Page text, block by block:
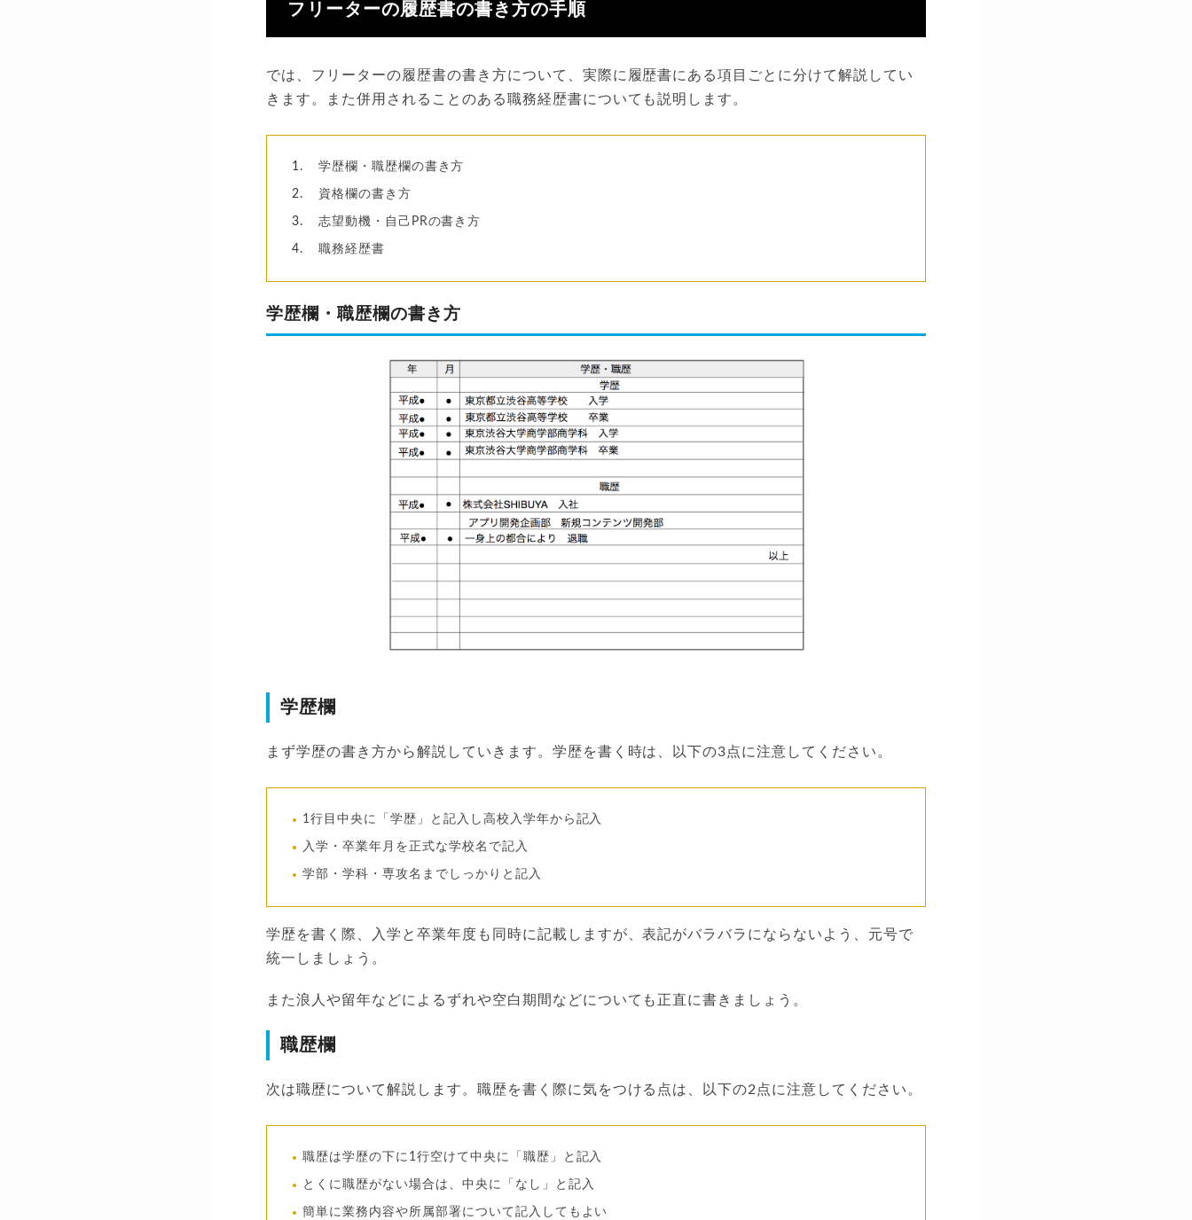
フリーターの履歴書の書き方の手順
では、フリーターの履歴書の書き方について、実際に履歴書にある項目ごとに分けて解説してい
きます。また併用されることのある職務経歴書についても説明します。
学歴欄・職歴欄の書き方
資格欄の書き方
志望動機・自己PRの書き方
職務経歴書
学歴欄・職歴欄の書き方
学歴欄
まず学歴の書き方から解説していきます。学歴を書く時は、以下の3点に注意してください。
1行目中央に「学歴」と記入し高校入学年から記入
入学・卒業年月を正式な学校名で記入
学部・学科・専攻名までしっかりと記入
学歴を書く際、入学と卒業年度も同時に記載しますが、表記がバラバラにならないよう、元号で
統一しましょう。
また浪人や留年などによるずれや空白期間などについても正直に書きましょう。
職歴欄
次は職歴について解説します。職歴を書く際に気をつける点は、以下の2点に注意してください。
職歴は学歴の下に1行空けて中央に「職歴」と記入
とくに職歴がない場合は、中央に「なし」と記入
簡単に業務内容や所属部署について記入してもよい